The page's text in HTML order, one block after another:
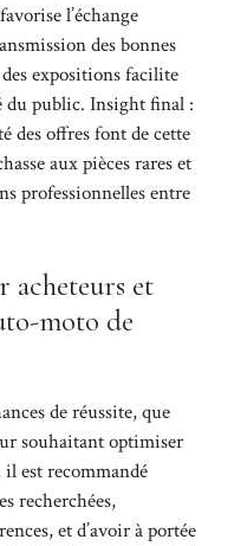
l’échange
des bonnes
expositions facilite
du public. Insight final :
des offres font de cette
aux pièces rares et
professionnelles entre
acheteurs et
moto de
de réussite, que
souhaitant optimiser
est recommandé
recherchées,
et d’avoir à portée